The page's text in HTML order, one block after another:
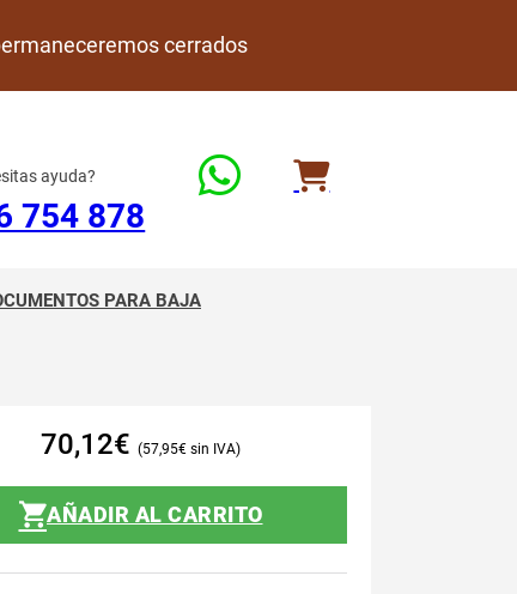
cerrados
ayuda?
754 878
PARA BAJA
70,12€ 57,95€
AÑADIR AL CARRITO